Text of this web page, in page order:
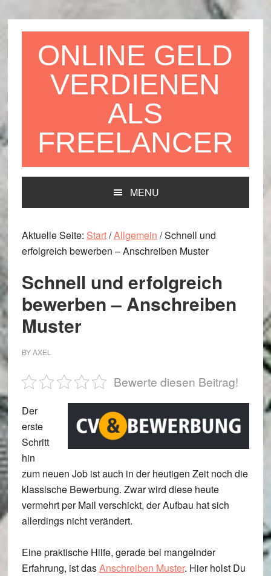
Hauptnavigation
Inhalt
Seitenspalte
ONLINE GELD
VERDIENEN
ALS
FREELANCER
MENU
Aktuelle Seite: Start/Allgemein /Schnell und
erfolgreich bewerben – Anschreiben Muster
Schnell und erfolgreich
bewerben – Anschreiben
Muster
BYAXEL
Bewerte diesen Beitrag!
Der
erste
Schritt
hin
zum neuen Job ist auch in der heutigen Zeit noch die
klassische Bewerbung. Zwar wird diese heute
vermehrt per Mail verschickt, der Aufbau hat sich
allerdings nicht verändert.
Eine praktische Hilfe, gerade bei mangelnder
Erfahrung, ist dasAnschreiben Muster. Hier holst Du